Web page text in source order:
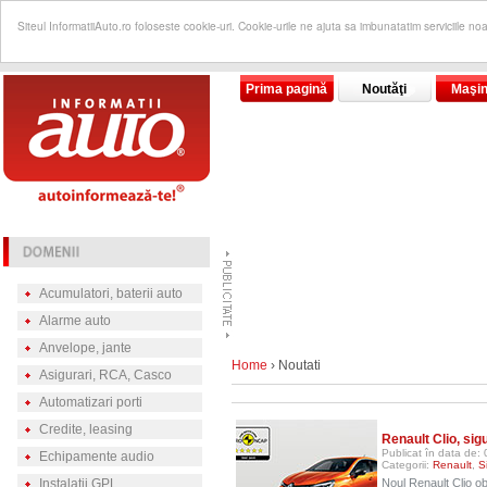
Siteul InformatiiAuto.ro foloseste cookie-uri. Cookie-urile ne ajuta sa imbunatatim serviciile
Prima pagină Noutăţi
Acumulatori, baterii auto
Alarme auto
Anvelope, jante
Asigurari, RCA, Casco
Automatizari porti
Credite, leasing
Echipamente audio
Instalatii GPL
Home › Noutati
Renault Clio,
Publicat în data de:
Categorii: Renault
Noul Renault Clio